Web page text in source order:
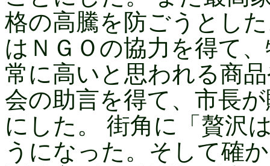
格の高騰を防ごうとし
はＮＧＯの協力を得て
常に高いと思われる商
会の助言を得て、市長
にした。 街角に「贅沢
うになった。そして確